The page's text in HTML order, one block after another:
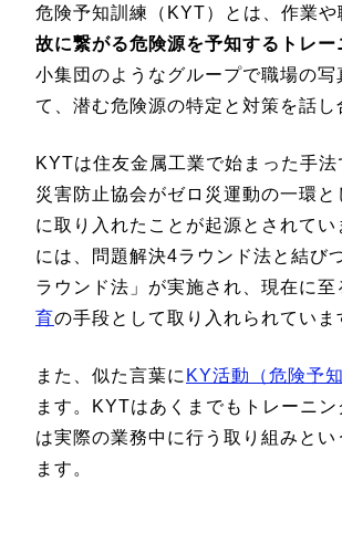
危険予知訓練（KYT）とは、作業
故に繋がる危険源を予知するトレー
小集団のようなグループで職場の写
て、潜む危険源の特定と対策を話し
KYTは住友金属工業で始まった手法
災害防止協会がゼロ災運動の一環
に取り入れたことが起源とされて
には、問題解決4ラウンド法と結び
ラウンド法」が実施され、現在に至
育の手段として取り入れられていま
また、似た言葉に KY活動（危険予知
ます。KYTはあくまでもトレーニ
は実際の業務中に行う取り組みとい
ます。